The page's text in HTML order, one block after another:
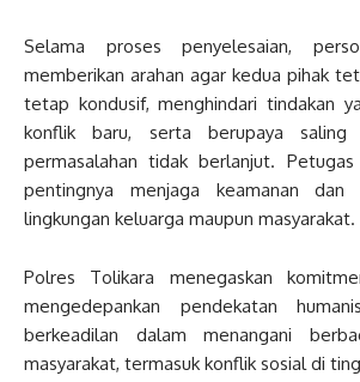
Selama proses penyelesaian,
memberikan arahan agar kedua pihak
tetap kondusif, menghindari tindakan
konflik baru, serta berupaya saling
permasalahan tidak berlanjut.
pentingnya menjaga keamanan dan
lingkungan keluarga maupun masyarakat.
Polres Tolikara menegaskan
mengedepankan pendekatan
berkeadilan dalam menangani
masyarakat, termasuk konflik sosial di